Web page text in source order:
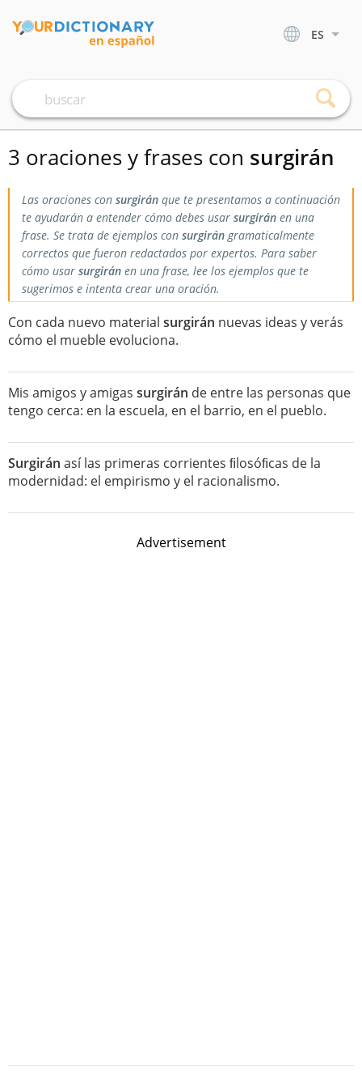
ES
3 oraciones y frases con surgirán
Las oraciones con surgirán que te presentamos a continuación
te ayudarán a entender cómo debes usar surgirán en una
frase. Se trata de ejemplos con surgirángramaticalmente
correctos que fueron redactados por expertos. Para saber
cómo usar surgirán en una frase, lee los ejemplos que te
sugerimos e intenta crear una oración.
Con cada nuevo material surgirán nuevas ideas y verás
cómo el mueble evoluciona.
Mis amigos y amigas surgirán de entre las personas que
tengo cerca: en la escuela, en el barrio, en el pueblo.
Surgirán así las primeras corrientes ﬁlosóﬁcas de la
modernidad: el empirismo y el racionalismo.
Advertisement